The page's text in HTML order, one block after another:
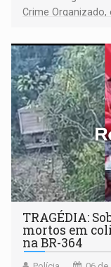
Crime
TRAGÉDIA:
mortos em
na BR-364